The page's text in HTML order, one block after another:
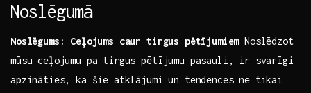
Noslēgumā
Noslēgums: Ceļojums caur tirgus pētījumiemNoslēdzot
mūsu ceļojumu pa tirgus pētījumu‌ pasauli, ir svarīgi
apzināties, ka šie atklājumi un tendences ne tikai